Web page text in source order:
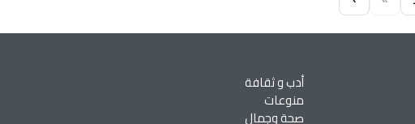
أدب و ثقافة
منوعات
صحة وجمال